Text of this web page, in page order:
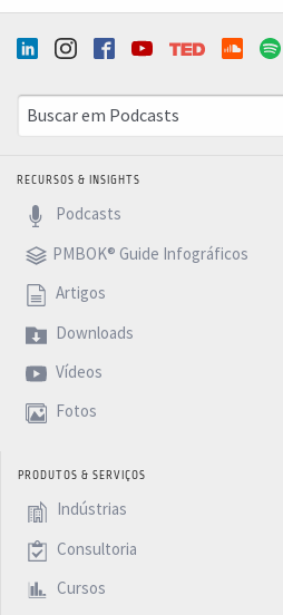
RECURSOS & INSIGHTS
Podcasts
PMBOK® Guide Infográficos
Artigos
Downloads
Vídeos
Fotos
PRODUTOS & SERVIÇOS
Indústrias
Consultoria
Cursos